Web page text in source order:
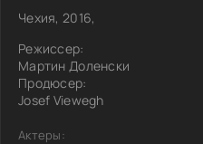
Чехия, 2016,
Режиссер:
Мартин Доленски
Продюсер:
Josef Viewegh
Актеры: